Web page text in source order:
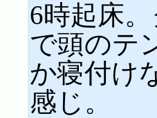
6時起床
で頭のテ
か寝付け
感じ。